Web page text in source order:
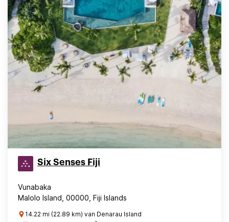
Six Senses Fiji
Vunabaka
Malolo Island, 00000, Fiji Islands
14.22 mi (22.89 km) van Denarau Island